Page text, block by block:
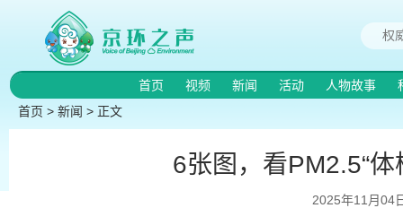
首页 视频 新闻 活动 人物故事
首页 > 新闻 > 正文
6张图，看PM2.5“
2025年11月04